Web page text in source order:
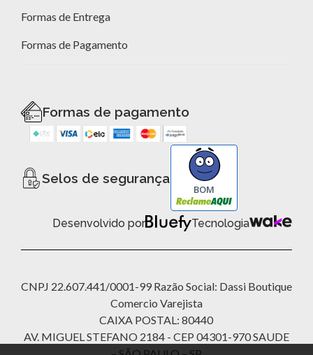
Formas de Entrega
Formas de Pagamento
Formas de pagamento
Selos de segurança
BOM
Desenvolvido por Tecnologia
CNPJ 22.607.441/0001-99 Razão Social: Dassi Boutique
Comercio Varejista
CAIXA POSTAL: 80440
AV. MIGUEL STEFANO 2184 - CEP 04301-970 SAUDE